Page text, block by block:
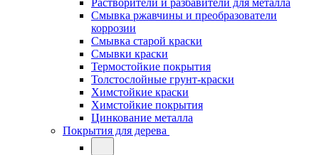
Растворители и разбавители для металла
Смывка ржавчины и преобразователи
коррозии
Смывка старой краски
Смывки краски
Термостойкие покрытия
Толстослойные грунт-краски
Химстойкие краски
Химстойкие покрытия
Цинкование металла
Покрытия для дерева